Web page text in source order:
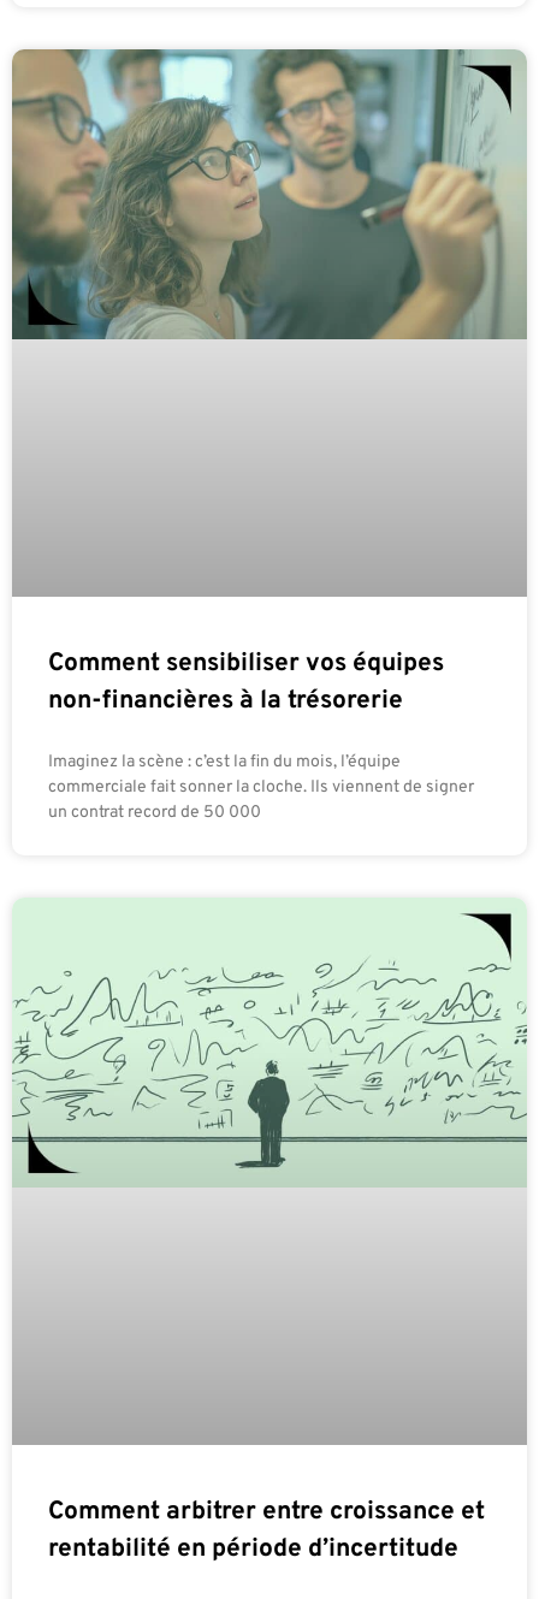
Comment sensibiliser vos équipes
non-financières à la trésorerie
Imaginez la scène : c’est la fin du mois, l’équipe
commerciale fait sonner la cloche. Ils viennent de signer
un contrat record de 50 000
Comment arbitrer entre croissance et
rentabilité en période d’incertitude